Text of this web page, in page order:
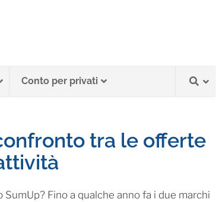
Conto per privati
tra le offerte
Fino a qualche anno fa i due marchi